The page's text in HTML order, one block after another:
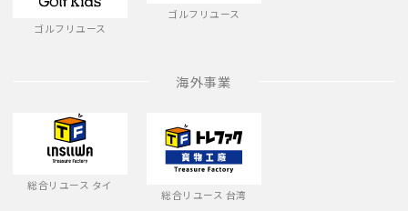
ゴルフリユース
ゴルフリユース
海外事業
総合リユース タイ
総合リユース 台湾